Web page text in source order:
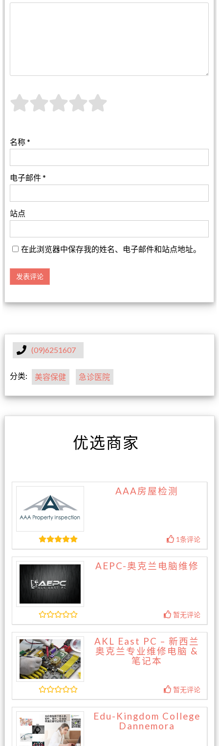
名称*
电子邮件*
站点
在此浏览器中保存我的姓名、电子邮件和站点地址。
(09)6251607
分类: 美容保健 急诊医院
优选商家
AAA房屋检测
1条评论
AEPC-奥克兰电脑维修
暂无评论
AKL East PC – 新西兰
奥克兰专业维修电脑 &
笔记本
暂无评论
Edu-Kingdom College
Dannemora